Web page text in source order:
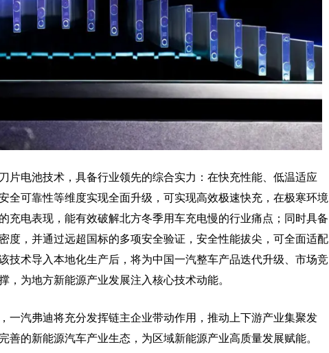
电池技术，具备行业领先的综合实力：在快充性能、低温适应
全可靠性等维度实现全面升级，可实现高效极速快充，在极寒环境
充电表现，能有效破解北方冬季用车充电慢的行业痛点；同时具备
度，并通过远超国标的多项安全验证，安全性能拔尖，可全面适配
技术导入本地化生产后，将为中国一汽整车产品迭代升级、市场竞
，为地方新能源产业发展注入核心技术动能。
汽弗迪将充分发挥链主企业带动作用，推动上下游产业集聚发
善的新能源汽车产业生态，为区域新能源产业高质量发展赋能。